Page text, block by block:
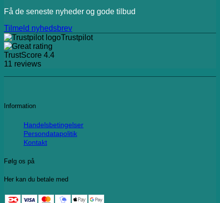
Få de seneste nyheder og gode tilbud
Tilmeld nyhedsbrev
Trustpilot
TrustScore 4.4
11 reviews
Information
Handelsbetingelser
Persondatapolitik
Kontakt
Følg os på
Her kan du betale med